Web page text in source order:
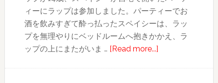
ィーにラップは参加しました。パーティーでお
酒を飲みすぎて酔っ払ったスペイシーは、ラッ
プを無理やりにベッドルームへ抱きかかえ、ラ
ップの上にまたがいま … [Read more...]about